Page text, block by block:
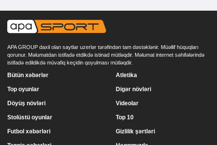
APA GROUP daxil olan saytlar uzerlər tərəfindən tam dəstəklənir. Müəllif hüquqları
qorunur. Məlumatdan istifadə etdikdə istinad mütləqdir. Məlumat internet səhifələrində
istifadə edildikdə müvafiq keçidin qoyulması mütləqdir.
Bütün xəbərlər
Top oyunlar
Döyüş növləri
Stolüstü oyunlar
Atletika
Digər növləri
Videolar
Top 10
Futbol xəbərləri Gizlilik şərtləri